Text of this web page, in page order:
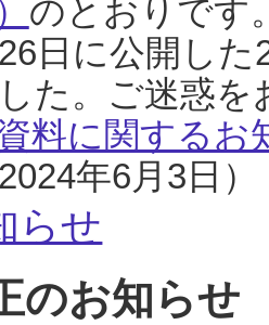
のとおりです
日に公開し
た。ご迷惑
料に関するお
年6月3日）
らせ
のお知らせ